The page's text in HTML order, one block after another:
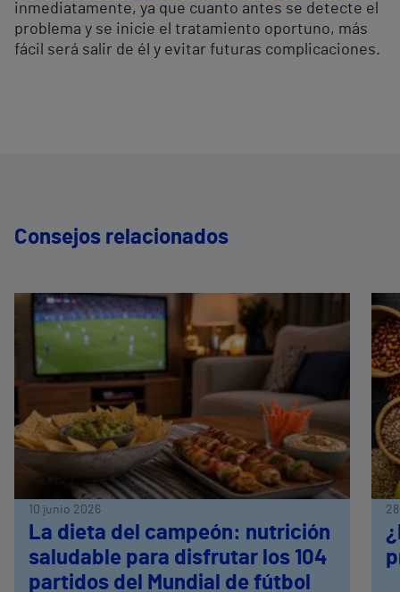
inmediatamente, ya que cuanto antes se detecte el
problema y se inicie el tratamiento oportuno, más
fácil será salir de él y evitar futuras complicaciones.
Consejos relacionados
10 junio 2026
La dieta del campeón: nutrición
saludable para disfrutar los 104
partidos del Mundial de fútbol